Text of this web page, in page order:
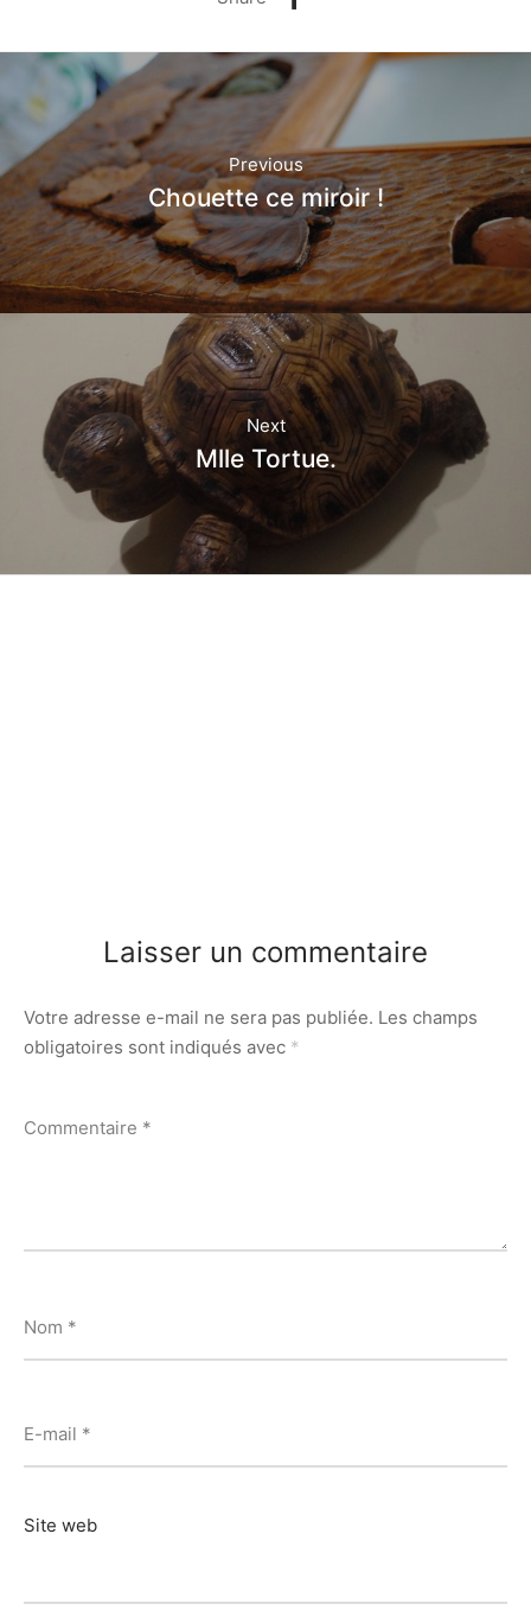
Previous
Chouette ce miroir !
Next
Mlle Tortue.
Laisser un commentaire
Votre adresse e-mail ne sera pas publiée. Les champs
obligatoires sont indiqués avec *
Commentaire *
Nom *
E-mail *
Site web